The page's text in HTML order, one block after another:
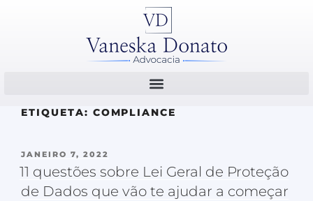
ETIQUETA: COMPLIANCE
JANEIRO 7, 2022
11 questões sobre Lei Geral de Proteção
de Dados que vão te ajudar a começar